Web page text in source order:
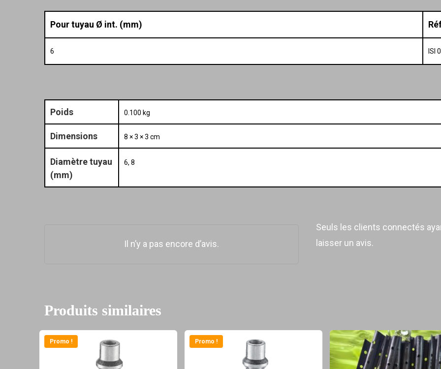
Pour tuyau Ø int. (mm)
6 ISI
Poids 0.100 kg
Dimensions 8 × 3 × 3 cm
Diamètre tuyau
(mm)
6, 8
Il n’y a pas encore d’avis.
Seuls les clients connectés
laisser un avis.
Produits similaires
Promo ! Promo !